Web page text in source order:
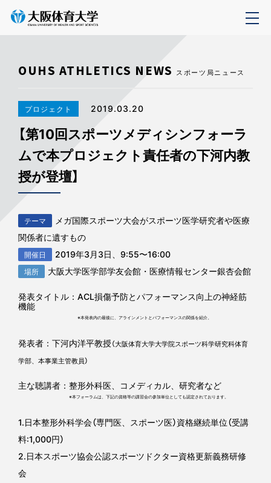
OUHS ATHLETICS NEWS スポーツ局ニュース
プロジェクト 2019.03.20
【第10回スポーツメディシンフォーラ
ムで本プロジェクト責任者の下河内教
授が登壇】
テーマ
メガ国際スポーツ大会がスポーツ医学研究者や医療
関係者に遺すもの
開催日 2019年3月3日、9:55〜16:00
場所 大阪大学医学部学友会館・医療情報センター銀杏会館
発表タイトル：ACL損傷予防とパフォーマンス向上の神経筋
機能
※本発表内の最後に、アラインメントとパフォーマンスの関係を紹介。
発表者：下河内洋平教授（大阪体育大学大学院スポーツ科学研究科体育
学部、本事業主管教員）
主な聴講者：整形外科医、コメディカル、研究者など
※本フォーラムは、下記の資格等の講習会の参加単位としても認定されております。
1.日本整形外科学会（専門医、スポーツ医）資格継続単位（受講
料:1,000円）
2.日本スポーツ協会公認スポーツドクター資格更新義務研修
会